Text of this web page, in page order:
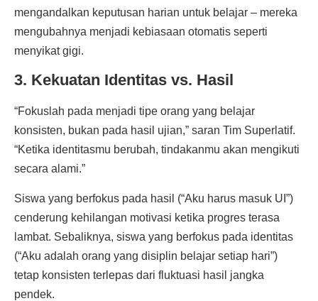
mengandalkan keputusan harian untuk belajar – mereka
mengubahnya menjadi kebiasaan otomatis seperti
menyikat gigi.
3. Kekuatan Identitas vs. Hasil
“Fokuslah pada menjadi tipe orang yang belajar
konsisten, bukan pada hasil ujian,” saran Tim Superlatif.
“Ketika identitasmu berubah, tindakanmu akan mengikuti
secara alami.”
Siswa yang berfokus pada hasil (“Aku harus masuk UI”)
cenderung kehilangan motivasi ketika progres terasa
lambat. Sebaliknya, siswa yang berfokus pada identitas
(“Aku adalah orang yang disiplin belajar setiap hari”)
tetap konsisten terlepas dari fluktuasi hasil jangka
pendek.